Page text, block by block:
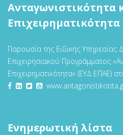
Ανταγωνιστικότητα
Επιχειρηματικότητα
Παρουσία της Ειδικής Υπηρεσίας
Επιχειρησιακού Προγράμματος
Επιχειρηματικότητα» (ΕΥΔ ΕΠΑΕ)
Ενημερωτική λίστα